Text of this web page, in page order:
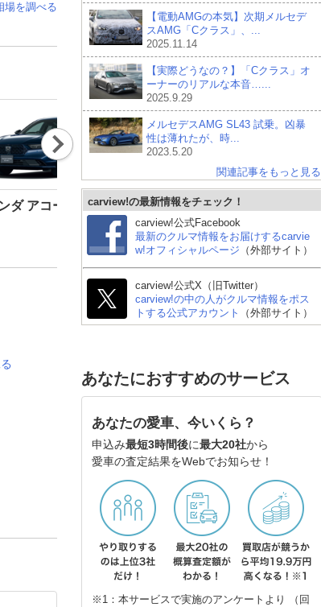
場を調べる
ダ アコード
レクサス ISハイブリッ
ド
Nex
t
【電動AMGの本気】次期メルセデ
スAMG「Cクラス」、...
2025.11.14
【実際どうなの？】「Cクラス」オ
ーナーのリアルな本音…...
2025.9.29
メルセデスAMG SL43 試乗。凶暴
性は薄れたが、時...
2023.5.20
関連記事をもっと見る
carview!の最新情報をチェック！
carview!公式Facebook
最新のクルマ情報をお届けするcarvie
w!オフィシャルページ （外部サイト）
carview!公式X（旧Twitter）
carview!の中の人がクルマ情報をポス
トする公式アカウント
（外部サイト）
あなたにおすすめのサービス
あなたの愛車、今いくら？
申込み最短3時間後に最大20社から
愛車の査定結果をWebでお知らせ！
※1：本サービスで実施のアンケートより （回